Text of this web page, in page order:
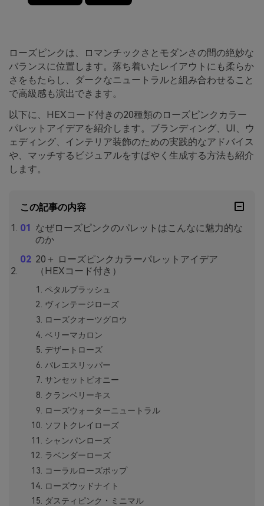
ローズピンクは、ロマンチックさとモダンさの間の絶妙な
バランスに位置します。落ち着いたレイアウトにも柔らか
さをもたらし、ダークなニュートラルと組み合わせること
で高級感も演出できます。
以下に、HEXコード付きの20種類のローズピンクカラー
パレットアイデアを紹介します。ブランディング、UI、ウ
ェディング、インテリア装飾のための実践的なアドバイス
や、マッチするビジュアルをすばやく生成する方法も紹介
します。
この記事の内容
なぜローズピンクのパレットはこんなに魅力的な
のか
20＋ ローズピンクカラーパレットアイデア
（HEXコード付き）
ペタルブラッシュ
ヴィンテージローズ
ローズクオーツグロウ
ベリーマカロン
デザートローズ
バレエスリッパー
サンセットピオニー
クランベリーキス
ローズウォーターニュートラル
ソフトクレイローズ
シャンパンローズ
ラベンダーローズ
コーラルローズポップ
ローズウッドナイト
ダスティピンク・ミニマル